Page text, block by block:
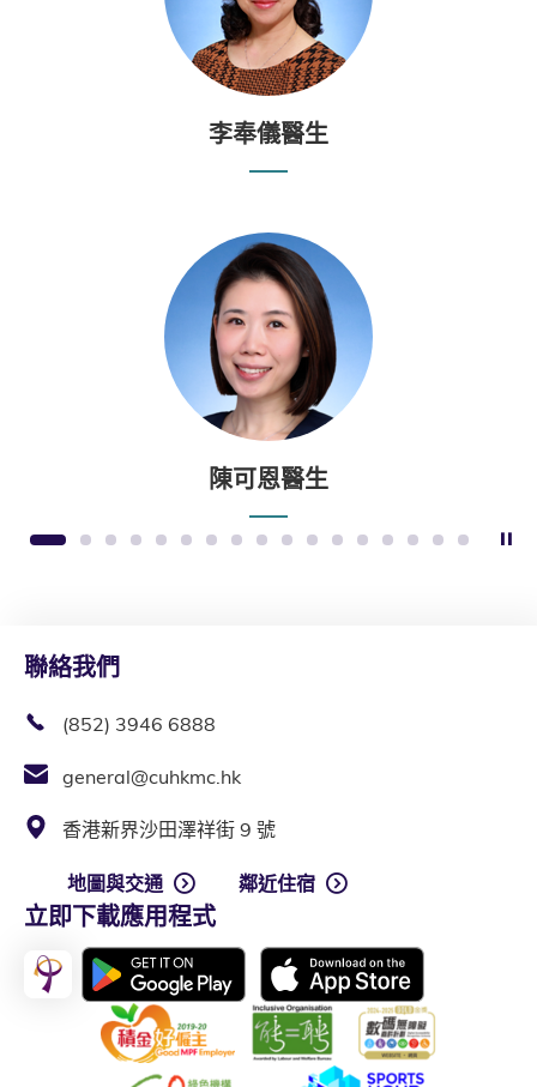
李奉儀醫生
陳可恩醫生
1 2 3 4 5 6 7 8 9 10 11 12 13 14 15 16 17
聯絡我們
(852) 3946 6888
general@cuhkmc.hk
香港新界沙田澤祥街 9 號
地圖與交通 鄰近住宿
立即下載應用程式